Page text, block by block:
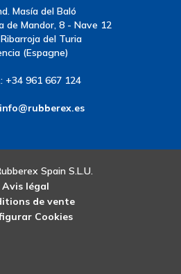
Masía del Baló
de Mandor, 8 - Nave 12
del Turia
(Espagne)
+34 961 667 124
info@rubberex.es
Spain S.L.U.
Avis légal
de vente
Cookies